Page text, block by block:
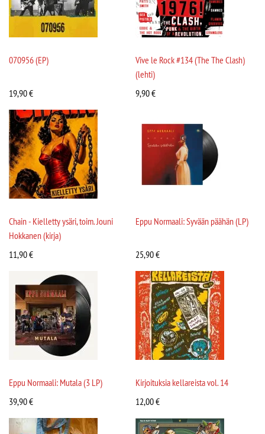
070956 (EP)
19,90€
Vive le Rock #134 (The The Clash)
(lehti)
9,90€
Chain - Kielletty ysäri, toim. Jouni
Hokkanen (kirja)
11,90€
Eppu Normaali: Syvään päähän (LP)
25,90€
Eppu Normaali: Mutala (3 LP)
39,90€
Kirjoituksia kellareista vol. 14
12,00€